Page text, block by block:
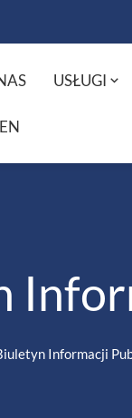
USŁUGI
EN
Informacji